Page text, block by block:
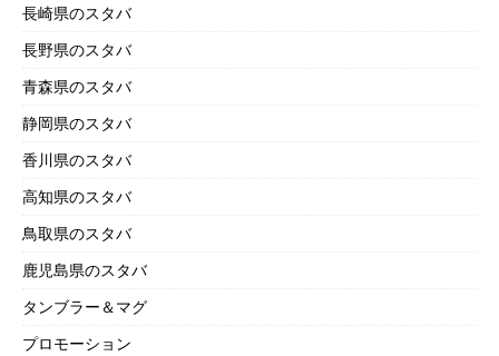
長崎県のスタバ
長野県のスタバ
青森県のスタバ
静岡県のスタバ
香川県のスタバ
高知県のスタバ
鳥取県のスタバ
鹿児島県のスタバ
タンブラー＆マグ
プロモーション